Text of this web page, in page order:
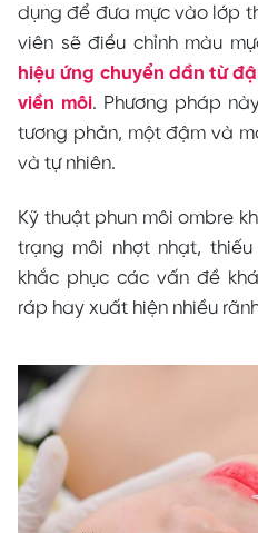
dụng để đưa mực vào lớp
viên sẽ điều chỉnh màu
hiệu ứng chuyển dần từ
viền môi. Phương pháp
tương phản, một đậm và
và tự nhiên.
Kỹ thuật phun môi ombre
trạng môi nhợt nhạt,
khắc phục các vấn đề
ráp hay xuất hiện nhiều